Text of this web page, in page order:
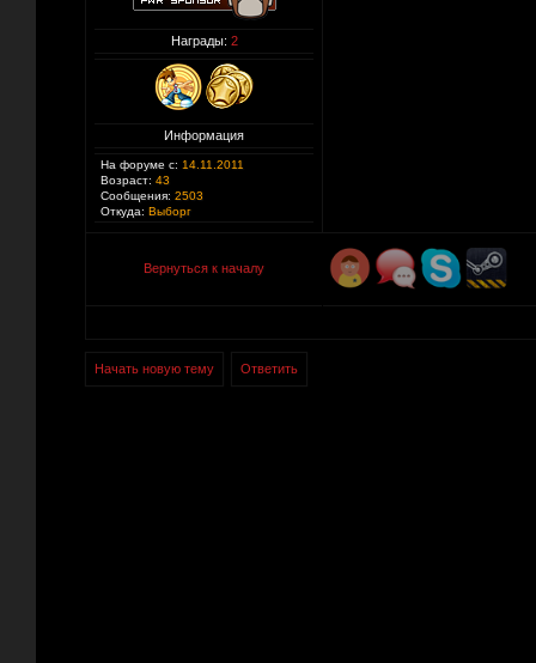
Награды: 2
Информация
На форуме с: 14.11.2011
Возраст: 43
Сообщения: 2503
Откуда: Выборг
Вернуться к началу
Начать новую тему Ответить